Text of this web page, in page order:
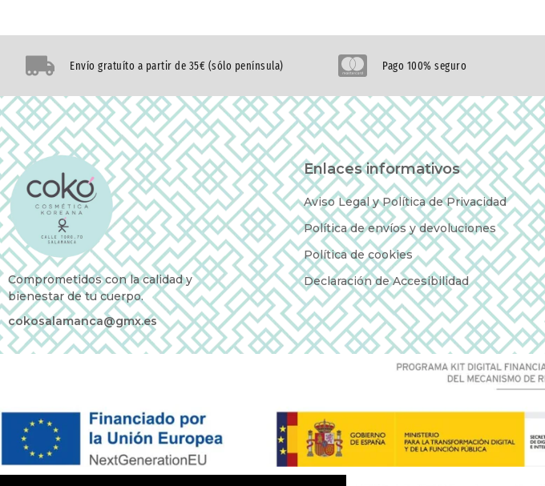
Envío gratuíto a partir de 35€ (sólo península) Pago 100% seguro
Comprometidos con la calidad y
bienestar de tu cuerpo.
cokosalamanca@gmx.es
Enlaces informativos
Aviso Legal y Política de Privacidad
Política de envíos y devoluciones
Política de cookies
Declaración de Accesibilidad